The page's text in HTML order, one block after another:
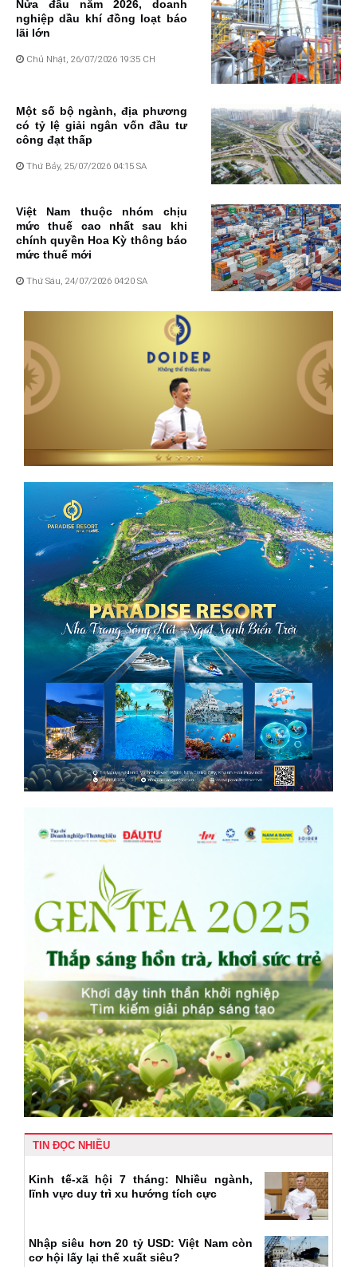
Nửa đầu năm 2026, doanh
nghiệp dầu khí đồng loạt báo
lãi lớn
Chủ Nhật, 26/07/2026 19:35 CH
Một số bộ ngành, địa phương
có tỷ lệ giải ngân vốn đầu tư
công đạt thấp
Thứ Bảy, 25/07/2026 04:15 SA
Việt Nam thuộc nhóm chịu
mức thuế cao nhất sau khi
chính quyền Hoa Kỳ thông báo
mức thuế mới
Thứ Sáu, 24/07/2026 04:20 SA
TIN ĐỌC NHIỀU
Kinh tế-xã hội 7 tháng: Nhiều ngành,
lĩnh vực duy trì xu hướng tích cực
Nhập siêu hơn 20 tỷ USD: Việt Nam còn
cơ hội lấy lại thế xuất siêu?